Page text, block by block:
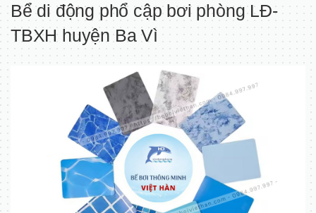
Bể di động phổ cập bơi phòng LĐ-
TBXH huyện Ba Vì